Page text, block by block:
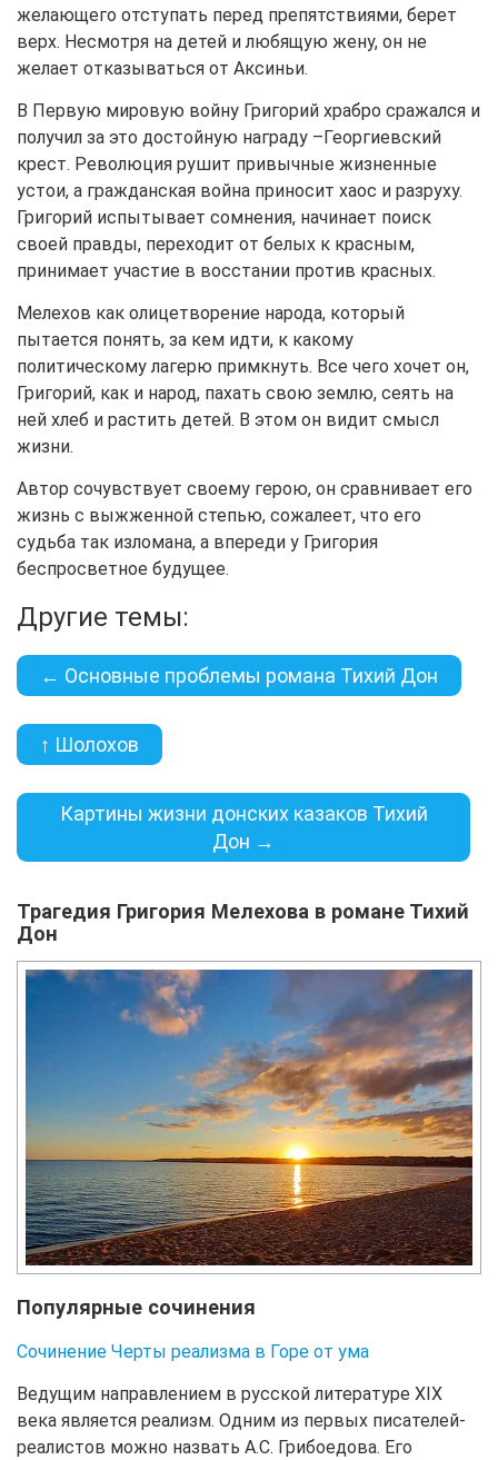
желающего отступать перед препятствиями, берет
верх. Несмотря на детей и любящую жену, он не
желает отказываться от Аксиньи.
В Первую мировую войну Григорий храбро сражался и
получил за это достойную награду –Георгиевский
крест. Революция рушит привычные жизненные
устои, а гражданская война приносит хаос и разруху.
Григорий испытывает сомнения, начинает поиск
своей правды, переходит от белых к красным,
принимает участие в восстании против красных.
Мелехов как олицетворение народа, который
пытается понять, за кем идти, к какому
политическому лагерю примкнуть. Все чего хочет он,
Григорий, как и народ, пахать свою землю, сеять на
ней хлеб и растить детей. В этом он видит смысл
жизни.
Автор сочувствует своему герою, он сравнивает его
жизнь с выжженной степью, сожалеет, что его
судьба так изломана, а впереди у Григория
беспросветное будущее.
Другие темы:
← Основные проблемы романа Тихий Дон
↑ Шолохов
Картины жизни донских казаков Тихий
Дон →
Трагедия Григория Мелехова в романе Тихий
Дон
Популярные сочинения
Сочинение Черты реализма в Горе от ума
Ведущим направлением в русской литературе XIX
века является реализм. Одним из первых писателей-
реалистов можно назвать А.С. Грибоедова. Его